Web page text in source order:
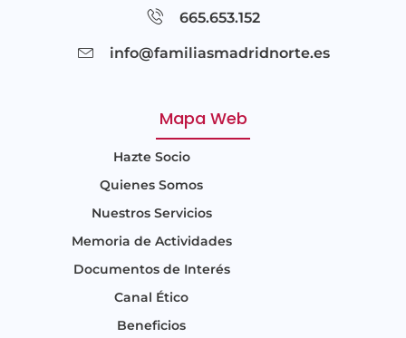
665.653.152
info@familiasmadridnorte.es
Mapa Web
Hazte Socio
Quienes Somos
Nuestros Servicios
Memoria de Actividades
Documentos de Interés
Canal Ético
Beneficios